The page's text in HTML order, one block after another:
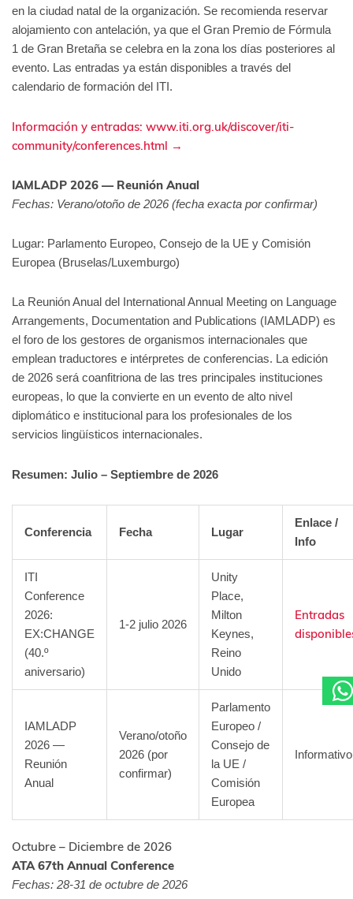
en la ciudad natal de la organización. Se recomienda reservar
alojamiento con antelación, ya que el Gran Premio de Fórmula
1 de Gran Bretaña se celebra en la zona los días posteriores al
evento. Las entradas ya están disponibles a través del
calendario de formación del ITI.
Información y entradas: www.iti.org.uk/discover/iti-
community/conferences.html →
IAMLADP 2026 — Reunión Anual
Fechas: Verano/otoño de 2026 (fecha exacta por confirmar)
Lugar: Parlamento Europeo, Consejo de la UE y Comisión
Europea (Bruselas/Luxemburgo)
La Reunión Anual del International Annual Meeting on Language
Arrangements, Documentation and Publications (IAMLADP) es
el foro de los gestores de organismos internacionales que
emplean traductores e intérpretes de conferencias. La edición
de 2026 será coanfitriona de las tres principales instituciones
europeas, lo que la convierte en un evento de alto nivel
diplomático e institucional para los profesionales de los
servicios lingüísticos internacionales.
Resumen: Julio – Septiembre de 2026
Conferencia Fecha Lugar
Enlace /
Info
ITI
Conference
2026:
EX:CHANGE
(40.º
aniversario)
1-2 julio 2026
Unity
Place,
Milton
Keynes,
Reino
Unido
Entradas
IAMLADP
2026 —
Reunión
Anual
Verano/otoño
2026 (por
confirmar)
Parlamento
Europeo /
Consejo de
la UE /
Comisión
Europea
Informativo
Octubre – Diciembre de 2026
ATA 67th Annual Conference
Fechas: 28-31 de octubre de 2026